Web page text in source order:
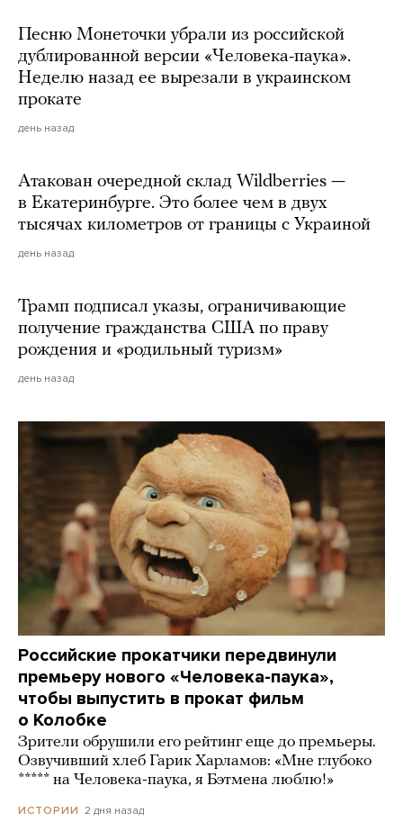
Песню Монеточки убрали из российской
дублированной версии «Человека-паука».
Неделю назад ее вырезали в украинском
прокате
день назад
Атакован очередной склад Wildberries —
в Екатеринбурге. Это более чем в двух
тысячах километров от границы с Украиной
день назад
Трамп подписал указы, ограничивающие
получение гражданства США по праву
рождения и «родильный туризм»
день назад
Российские прокатчики передвинули
премьеру нового «Человека-паука»,
чтобы выпустить в прокат фильм
о Колобке
Зрители обрушили его рейтинг еще до премьеры.
Озвучивший хлеб Гарик Харламов: «Мне глубоко
***** на Человека-паука, я Бэтмена люблю!»
ИСТОРИИ 2 дня назад